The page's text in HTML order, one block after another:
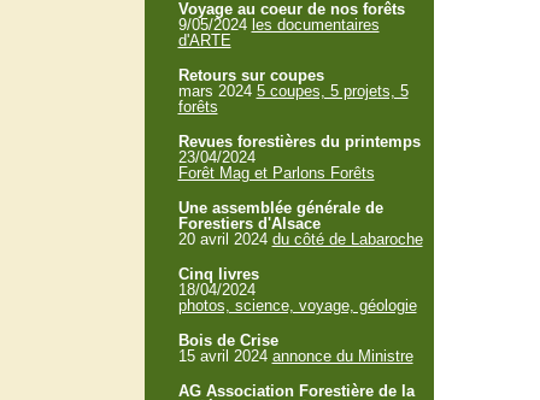
Voyage au coeur de nos forêts
9/05/2024 les documentaires
d'ARTE
Retours sur coupes
mars 2024 5 coupes, 5 projets, 5
forêts
Revues forestières du printemps
23/04/2024
Forêt Mag et Parlons Forêts
Une assemblée générale de
Forestiers d'Alsace
20 avril 2024 du côté de Labaroche
Cinq livres
18/04/2024
photos, science, voyage, géologie
Bois de Crise
15 avril 2024 annonce du Ministre
AG Association Forestière de la